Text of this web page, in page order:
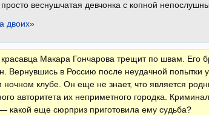
веснушчатая девчонка с копной
двоих»
Макара Гончарова трещит по швам. Его
в Россию после неудачной попытки
ночном клубе. Он еще не знает, что является
авторитета их неприметного городка.
какой еще сюрприз приготовила ему судьба?